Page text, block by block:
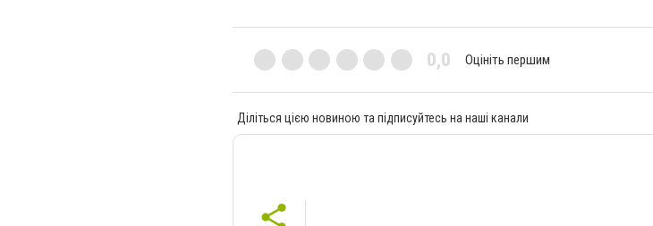
0,0 Оцініть першим
Діліться цією новиною та підписуйтесь на наші канали